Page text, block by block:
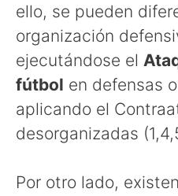
ello, se pueden
organización
ejecutándose el
fútbol en defensas
aplicando el
desorganizadas
Por otro lado,